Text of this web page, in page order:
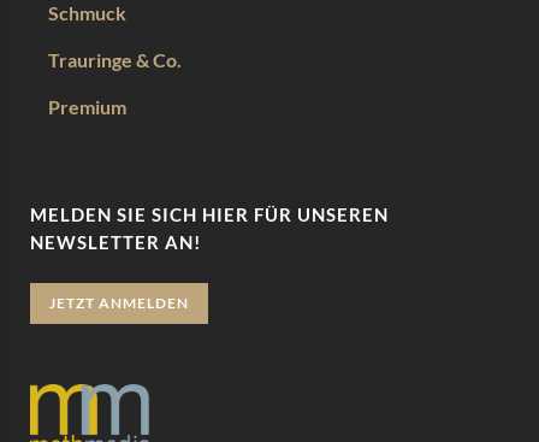
Schmuck
Trauringe & Co.
Premium
MELDEN SIE SICH HIER FÜR UNSEREN
NEWSLETTER AN!
JETZT ANMELDEN